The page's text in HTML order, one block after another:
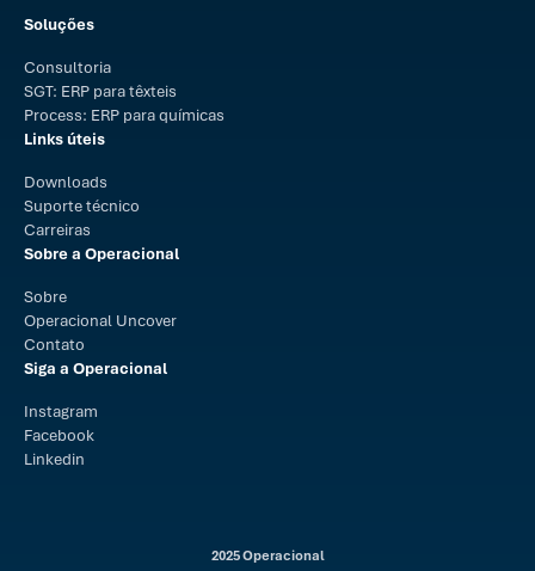
Soluções
Consultoria
SGT: ERP para têxteis
Process: ERP para químicas
Links úteis
Downloads
Suporte técnico
Carreiras
Sobre a Operacional
Sobre
Operacional Uncover
Contato
Siga a Operacional
Instagram
Facebook
Linkedin
2025 Operacional